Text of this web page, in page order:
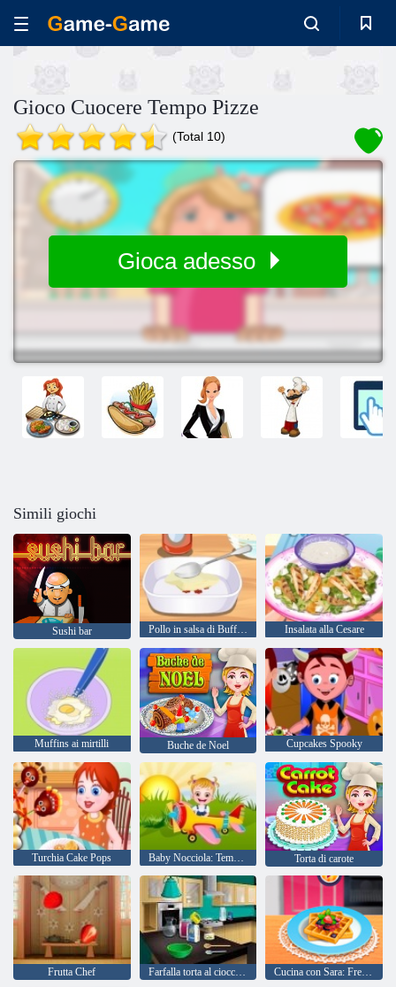
Gioco Cuocere Tempo Pizze
(Total 10)
Gioca adesso
Simili giochi
Sushi bar Pollo in salsa di Buffalo Insalata alla Cesare
Muffins ai mirtilli Buche de Noel Cupcakes Spooky
Turchia Cake Pops Baby Nocciola: Tempo per la cena Torta di carote
Frutta Chef Farfalla torta al cioccolato: Cucinare con Emma Cucina con Sara: French Toast Cialde